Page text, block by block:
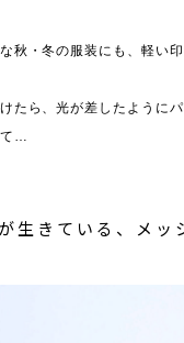
秋・冬の服装にも、軽い
たら、光が差したように
て…
生きている、メッ